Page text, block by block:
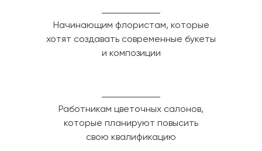
Начинающим флористам, которые
хотят создавать современные букеты
и композиции
Работникам цветочных салонов,
которые планируют повысить
свою квалификацию